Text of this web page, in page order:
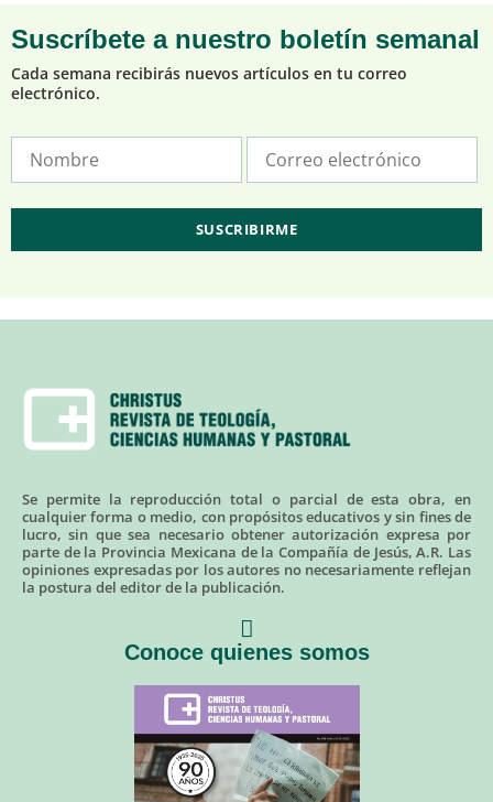
Suscríbete a nuestro boletín semanal
Cada semana recibirás nuevos artículos en tu correo
electrónico.
Se permite la reproducción total o parcial de esta obra, en
cualquier forma o medio, con propósitos educativos y sin fines de
lucro, sin que sea necesario obtener autorización expresa por
parte de la Provincia Mexicana de la Compañía de Jesús, A.R. Las
opiniones expresadas por los autores no necesariamente reflejan
la postura del editor de la publicación.
Conoce quienes somos